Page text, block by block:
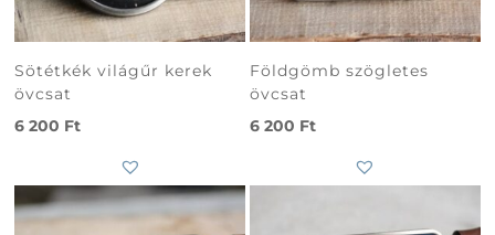
Sötétkék világűr kerek
övcsat
6 200 Ft
Földgömb szögletes
övcsat
6 200 Ft